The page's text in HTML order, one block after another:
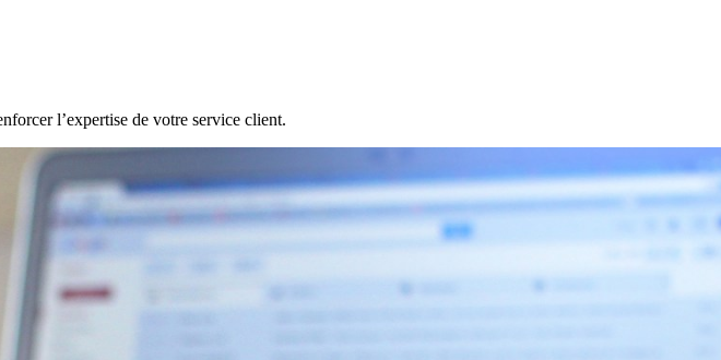
l’expertise de votre service client.